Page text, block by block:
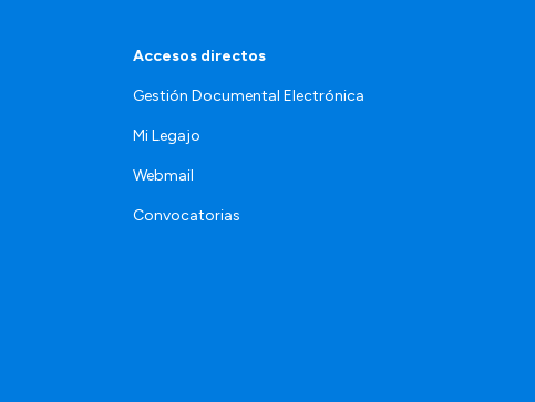
Accesos directos
Gestión Documental Electrónica
Mi Legajo
Webmail
Convocatorias